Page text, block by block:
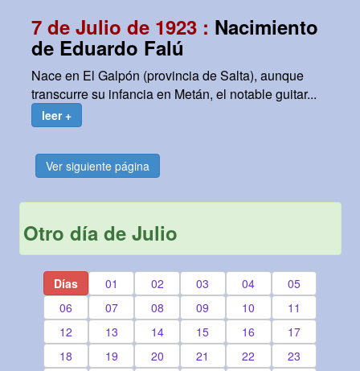
7 de Julio de 1923 : Nacimiento
de Eduardo Falú
Nace en El Galpón (provincia de Salta), aunque
transcurre su infancia en Metán, el notable guitar...
leer +
Ver siguiente página
Otro día de Julio
Días 01 02 03 04
05
06
07 08 09 10
11
12
13 14 15 16
17
18
19 20 21 22
23